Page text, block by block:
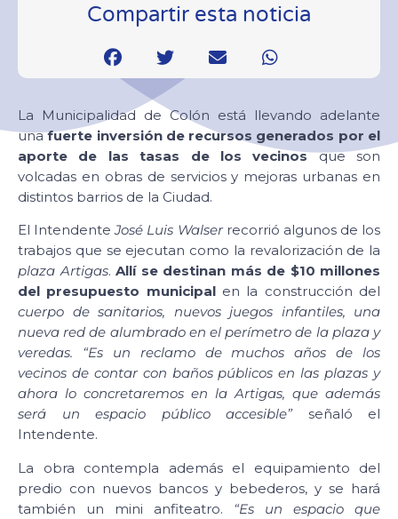
Compartir esta noticia
La Municipalidad de Colón está llevando adelante
unafuerte inversión de recursos generados por el
aporte de las tasas de los vecinosque son
volcadas en obras de servicios y mejoras urbanas en
distintos barrios de la Ciudad.
El IntendenteJosé Luis Walserrecorrió algunos de los
trabajos que se ejecutan como la revalorización de la
plaza Artigas. Allí se destinan más de $10 millones
del presupuesto municipal en la construcción del
cuerpo de sanitarios, nuevos juegos infantiles, una
nueva red de alumbrado en el perímetro de la plaza y
veredas. “Es un reclamo de muchos años de los
vecinos de contar con baños públicos en las plazas y
ahora lo concretaremos en la Artigas, que además
será un espacio público accesible”señaló el
Intendente.
La obra contempla además el equipamiento del
predio con nuevos bancos y bebederos, y se hará
también un mini anfiteatro. “Es un espacio que